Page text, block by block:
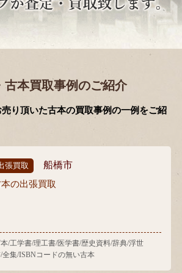
古本買取事例のご紹介
り頂いた古本の買取事例の一例をご紹
張買取 船橋市
の出張買取
/工学書/理工書/医学書/歴史資料/辞典/浮世
集/ISBNコードの無い古本